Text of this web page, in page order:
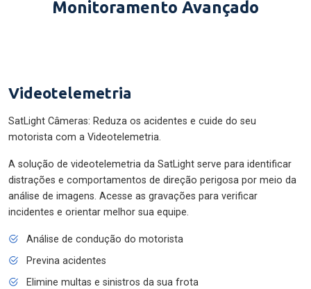
Monitoramento Avançado
Videotelemetria
SatLight Câmeras: Reduza os acidentes e cuide do seu
motorista com a Videotelemetria.
A solução de videotelemetria da SatLight serve para identificar
distrações e comportamentos de direção perigosa por meio da
análise de imagens. Acesse as gravações para verificar
incidentes e orientar melhor sua equipe.
Análise de condução do motorista
Previna acidentes
Elimine multas e sinistros da sua frota